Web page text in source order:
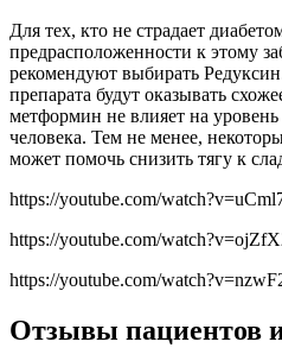
Для тех, кто не страдает
предрасположенности к этому
рекомендуют выбирать
препарата будут оказывать
метформин не влияет на
человека. Тем не менее,
может помочь снизить тягу к
https://youtube.com/
https://youtube.com/
https://youtube.com/
Отзывы пациентов